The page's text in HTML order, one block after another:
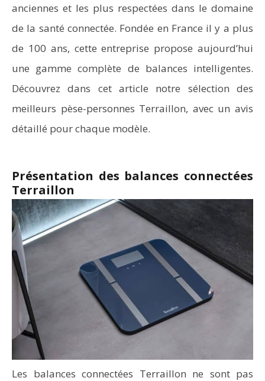
anciennes et les plus respectées dans le domaine
de la santé connectée. Fondée en France il y a plus
de 100 ans, cette entreprise propose aujourd’hui
une gamme complète de balances intelligentes.
Découvrez dans cet article notre sélection des
meilleurs pèse-personnes Terraillon, avec un avis
détaillé pour chaque modèle.
Présentation des balances connectées
Terraillon
Les balances connectées Terraillon ne sont pas